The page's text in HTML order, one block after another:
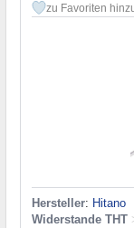
zu Favoriten
Hersteller: Hitano
Widerstande THT